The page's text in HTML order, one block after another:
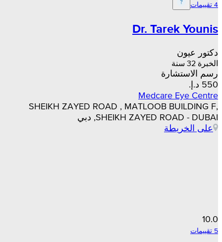
Dr. Tarek Younis
دكتور عيون
الخبرة 32 سنة
رسم الاستشارة
Medcare Eye Centre
SHEIKH ZAYED ROAD , MATLOOB BUILDING F,
SHEIKH ZAYED ROAD - DUBAI, دبي
على الخريطة
10.0